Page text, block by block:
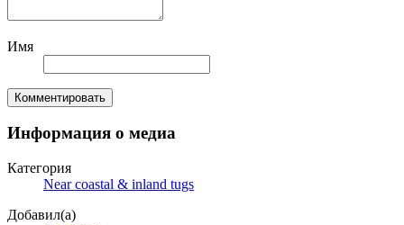
Имя
Комментировать
Информация о медиа
Категория
Near coastal & inland tugs
Добавил(а)